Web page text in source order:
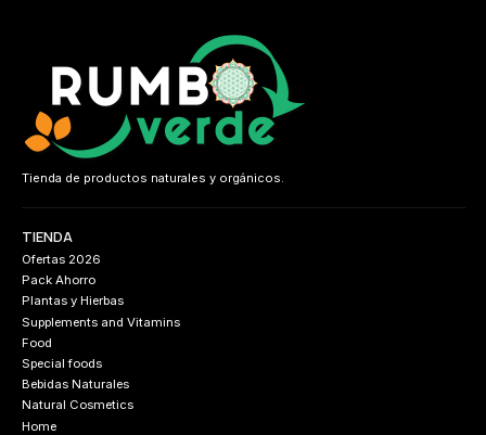
Tienda de productos naturales y orgánicos.
TIENDA
Ofertas 2026
Pack Ahorro
Plantas y Hierbas
Supplements and Vitamins
Food
Special foods
Bebidas Naturales
Natural Cosmetics
Home